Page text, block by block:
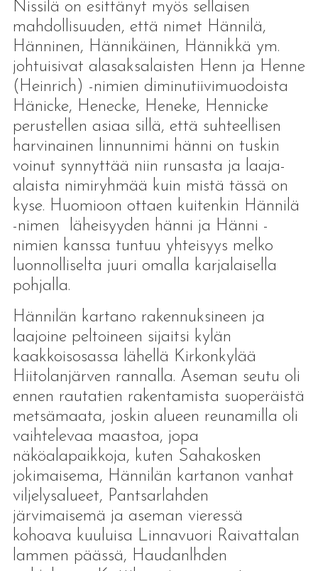
Nissilä on esittänyt myös sellaisen
mahdollisuuden, että nimet Hännilä,
Hänninen, Hännikäinen, Hännikkä ym.
johtuisivat alasaksalaisten Henn ja Henne
(Heinrich) -nimien diminutiivimuodoista
Hänicke, Henecke, Heneke, Hennicke
perustellen asiaa sillä, että suhteellisen
harvinainen linnunnimi hänni on tuskin
voinut synnyttää niin runsasta ja laaja-
alaista nimiryhmää kuin mistä tässä on
kyse. Huomioon ottaen kuitenkin Hännilä
-nimen läheisyyden hänni ja Hänni -
nimien kanssa tuntuu yhteisyys melko
luonnolliselta juuri omalla karjalaisella
pohjalla.
Hännilän kartano rakennuksineen ja
laajoine peltoineen sijaitsi kylän
kaakkoisosassa lähellä Kirkonkylää
Hiitolanjärven rannalla. Aseman seutu oli
ennen rautatien rakentamista suoperäistä
metsämaata, joskin alueen reunamilla oli
vaihtelevaa maastoa, jopa
näköalapaikkoja, kuten Sahakosken
jokimaisema, Hännilän kartanon vanhat
viljelysalueet, Pantsarlahden
järvimaisemä ja aseman vieressä
kohoava kuuluisa Linnavuori Raivattalan
lammen päässä, Haudanlhden